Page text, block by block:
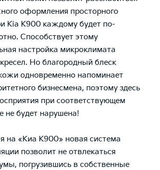
оформления просторного
Kia K900 каждому будет по-
Способствует этому
настройка микроклимата
Но благородный блеск
одновременно напоминает
бизнесмена, поэтому здесь
при соответствующем
не будет нарушена!
на «Киа К900» новая система
позволит не отвлекаться
погрузившись в собственные